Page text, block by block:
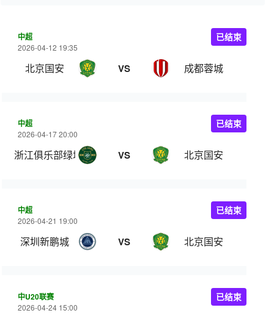
中超
2026-04-12 19:35
北京国安 VS 成都蓉城
已结束
中超
2026-04-17 20:00
浙江俱乐部绿城 VS 北京国安
已结束
中超
2026-04-21 19:00
深圳新鹏城 VS 北京国安
已结束
中U20联赛
2026-04-24 15:00
已结束